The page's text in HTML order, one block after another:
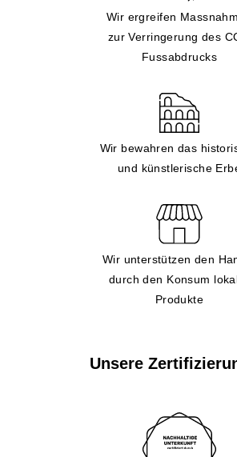
Wir ergreifen
zur Verringerung des
Fussabdrucks
Wir bewahren das
und künstlerische
Wir unterstützen den
durch den Konsum
Produkte
Unsere